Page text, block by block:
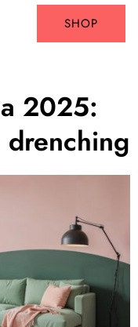
SHOP
2025: